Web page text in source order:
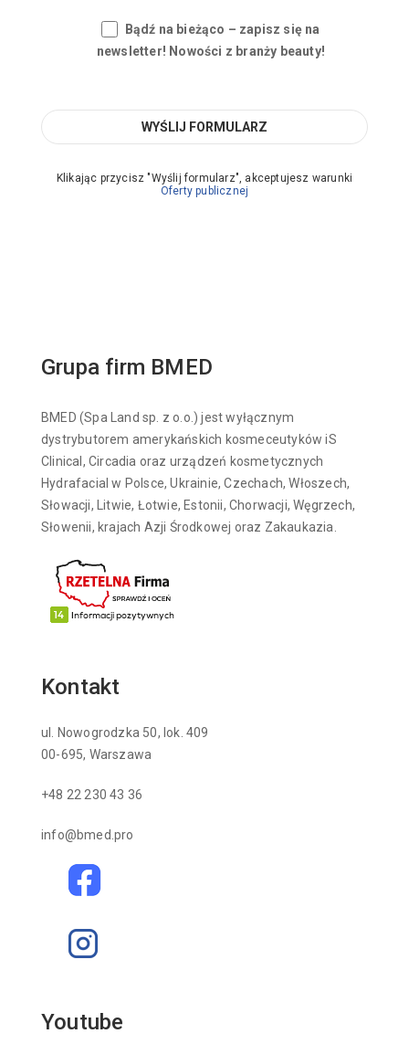
Bądź na bieżąco – zapisz się na
newsletter! Nowości z branży beauty!
Klikając przycisz "Wyślij formularz", akceptujesz warunki
Oferty publicznej
Grupa firm BMED
BMED (Spa Land sp. z o.o.) jest wyłącznym
dystrybutorem amerykańskich kosmeceutyków iS
Clinical, Circadia oraz urządzeń kosmetycznych
Hydrafacial w Polsce, Ukrainie, Czechach, Włoszech,
Słowacji, Litwie, Łotwie, Estonii, Chorwacji, Węgrzech,
Słowenii, krajach Azji Środkowej oraz Zakaukazia.
Kontakt
ul. Nowogrodzka 50, lok. 409
00-695, Warszawa
+48 22 230 43 36
info@bmed.pro
Youtube